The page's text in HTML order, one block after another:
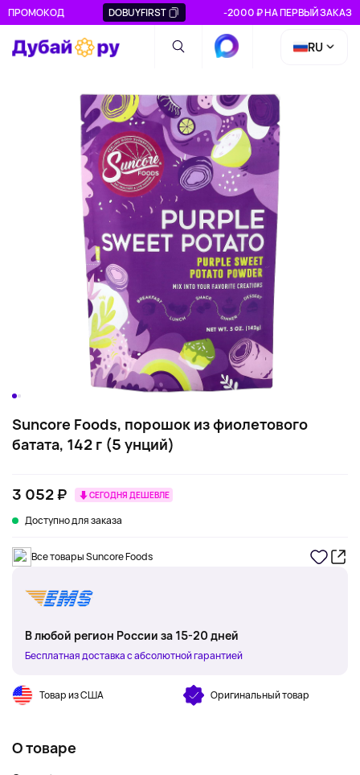
ПРОМОКОД DOBUYFIRST -2000 ₽ НА ПЕРВЫЙ ЗАКАЗ
RU
Suncore Foods, порошок из фиолетового
батата, 142 г (5 унций)
3 052 ₽ СЕГОДНЯ ДЕШЕВЛЕ
Доступно для заказа
Все товары Suncore Foods
В любой регион России за 15-20 дней
Бесплатная доставка с абсолютной гарантией
Товар из США Оригинальный товар
О товаре